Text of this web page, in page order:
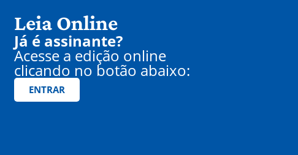
Leia Online
Já é assinante?
Acesse a edição online
clicando no botão abaixo:
ENTRAR